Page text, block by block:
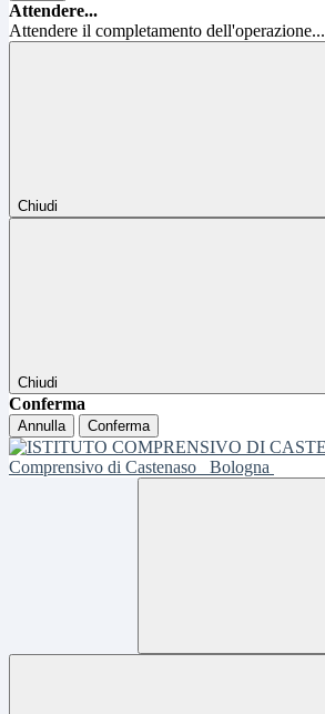
Attendere...
Attendere il completamento dell'operazione...
Chiudi
Chiudi
Conferma
Annulla Conferma
Comprensivo di Castenaso
Bologna